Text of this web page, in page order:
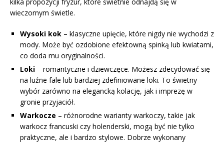
wieczornym świetle.
Wysoki kok – klasyczne upięcie, które nigdy nie wychodzi z
mody. Może być ozdobione efektowną spinką lub kwiatami,
co doda mu oryginalności.
Loki – romantyczne i dziewczęce. Możesz zdecydować się
na luźne fale lub bardziej zdefiniowane loki. To świetny
wybór zarówno na elegancką kolację, jak i imprezę w
gronie przyjaciół.
Warkocze – różnorodne warianty warkoczy, takie jak
warkocz francuski czy holenderski, mogą być nie tylko
praktyczne, ale i bardzo stylowe. Dobrze wykonany